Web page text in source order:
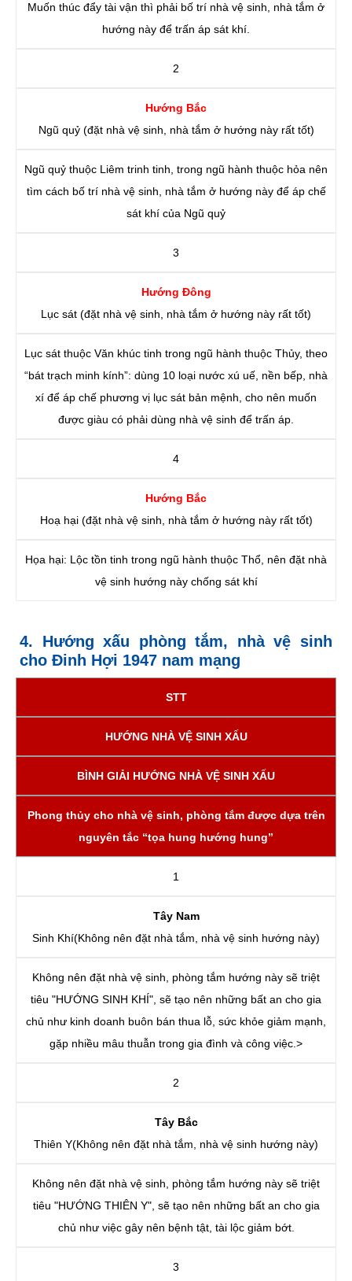
Muốn thúc đẩy tài vận thì phải bố trí nhà vệ sinh, nhà tắm ở
hướng này để trấn áp sát khí.
2
Hướng Bắc
Ngũ quỷ (đặt nhà vệ sinh, nhà tắm ở hướng này rất tốt)
Ngũ quỷ thuộc Liêm trinh tinh, trong ngũ hành thuộc hỏa nên
tìm cách bố trí nhà vệ sinh, nhà tắm ở hướng này để áp chế
sát khí của Ngũ quỷ
3
Hướng Đông
Lục sát (đặt nhà vệ sinh, nhà tắm ở hướng này rất tốt)
Lục sát thuộc Văn khúc tinh trong ngũ hành thuộc Thủy, theo
“bát trạch minh kính”: dùng 10 loại nước xú uế, nền bếp, nhà
xí để áp chế phương vị lục sát bản mệnh, cho nên muốn
được giàu có phải dùng nhà vệ sinh để trấn áp.
4
Hướng Bắc
Hoạ hại (đặt nhà vệ sinh, nhà tắm ở hướng này rất tốt)
Họa hại: Lộc tồn tinh trong ngũ hành thuộc Thổ, nên đặt nhà
vệ sinh hướng này chống sát khí
4. Hướng xấu phòng tắm, nhà vệ sinh
cho Đinh Hợi 1947 nam mạng
STT
HƯỚNG NHÀ VỆ SINH XẤU
BÌNH GIẢI HƯỚNG NHÀ VỆ SINH XẤU
Phong thủy cho nhà vệ sinh, phòng tắm được dựa trên
nguyên tắc “tọa hung hướng hung”
1
Tây Nam
Sinh Khí(Không nên đặt nhà tắm, nhà vệ sinh hướng này)
Không nên đặt nhà vệ sinh, phòng tắm hướng này sẽ triệt
tiêu "HƯỚNG SINH KHÍ", sẽ tạo nên những bất an cho gia
chủ như kinh doanh buôn bán thua lỗ, sức khỏe giảm mạnh,
gặp nhiều mâu thuẫn trong gia đình và công việc.>
2
Tây Bắc
Thiên Y(Không nên đặt nhà tắm, nhà vệ sinh hướng này)
Không nên đặt nhà vệ sinh, phòng tắm hướng này sẽ triệt
tiêu "HƯỚNG THIÊN Y", sẽ tạo nên những bất an cho gia
chủ như việc gây nên bệnh tật, tài lộc giảm bớt.
3